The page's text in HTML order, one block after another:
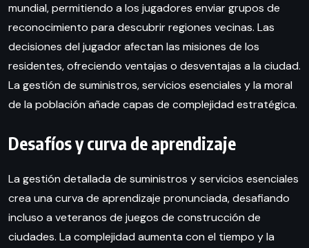
mundial, permitiendo a los jugadores enviar grupos de
reconocimiento para descubrir regiones vecinas. Las
decisiones del jugador afectan las misiones de los
residentes, ofreciendo ventajas o desventajas a la ciudad.
La gestión de suministros, servicios esenciales y la moral
de la población añade capas de complejidad estratégica.
Desafíos y curva de aprendizaje
La gestión detallada de suministros y servicios esenciales
crea una curva de aprendizaje pronunciada, desafiando
incluso a veteranos de juegos de construcción de
ciudades. La complejidad aumenta con el tiempo y la